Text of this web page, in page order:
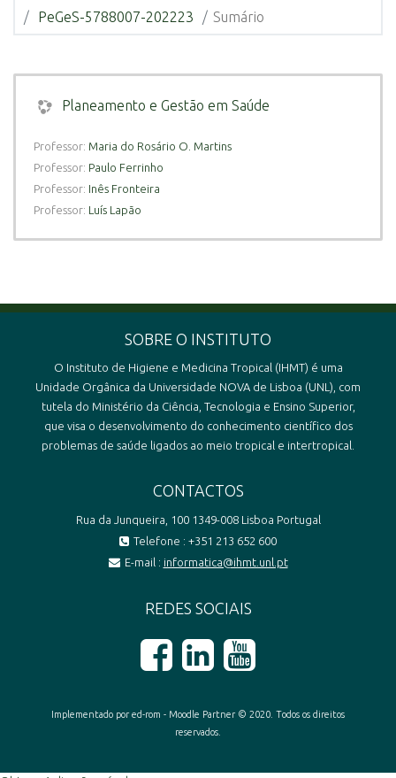
PeGeS-5788007-202223
Sumário
Planeamento e Gestão em Saúde
Professor: Maria do Rosário O. Martins
Professor: Paulo Ferrinho
Professor: Inês Fronteira
Professor: Luís Lapão
SOBRE O INSTITUTO
O Instituto de Higiene e Medicina Tropical (IHMT) é uma
Unidade Orgânica da Universidade NOVA de Lisboa (UNL), com
tutela do Ministério da Ciência, Tecnologia e Ensino Superior,
que visa o desenvolvimento do conhecimento científico dos
problemas de saúde ligados ao meio tropical e intertropical.
CONTACTOS
Rua da Junqueira, 100 1349-008 Lisboa Portugal
Telefone : +351 213 652 600
E-mail : informatica@ihmt.unl.pt
REDES SOCIAIS
Implementado por ed-rom - Moodle Partner © 2020. Todos os direitos
reservados.